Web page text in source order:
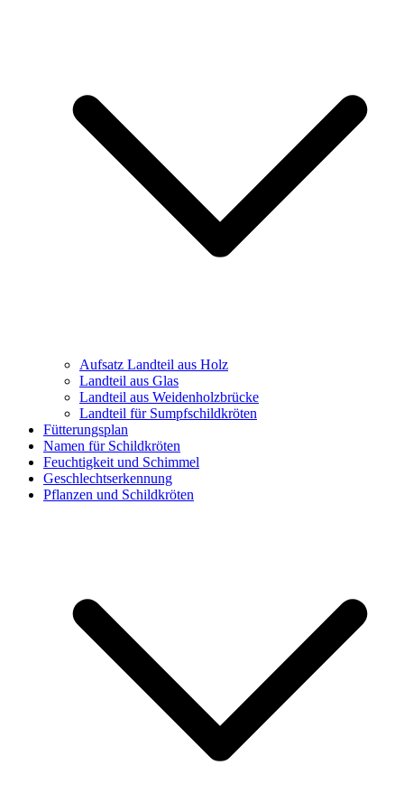
Aufsatz Landteil aus Holz
Landteil aus Glas
Landteil aus Weidenholzbrücke
Landteil für Sumpfschildkröten
Fütterungsplan
Namen für Schildkröten
Feuchtigkeit und Schimmel
Geschlechtserkennung
Pflanzen und Schildkröten